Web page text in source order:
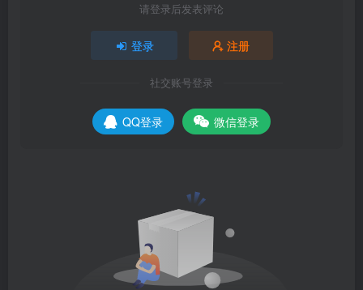
请登录后发表评论
登录 注册
社交账号登录
QQ登录 微信登录